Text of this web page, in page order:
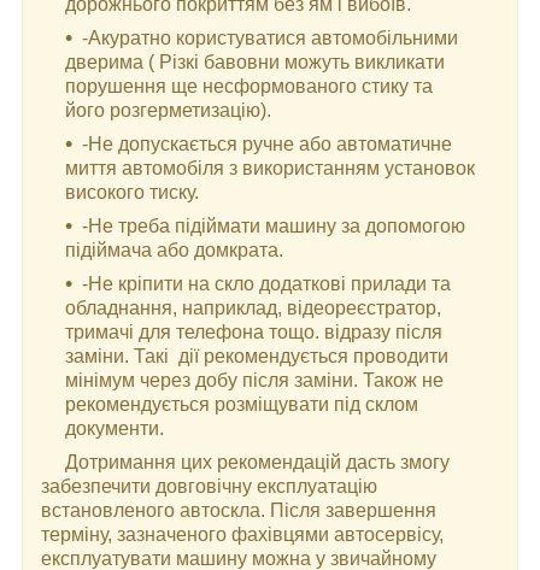
дорожнього покриттям без ям і вибоїв.
-Акуратно користуватися автомобільними
дверима ( Різкі бавовни можуть викликати
порушення ще несформованого стику та
його розгерметизацію).
-Не допускається ручне або автоматичне
миття автомобіля з використанням установок
високого тиску.
-Не треба підіймати машину за допомогою
підіймача або домкрата.
-Не кріпити на скло додаткові прилади та
обладнання, наприклад, відеореєстратор,
тримачі для телефона тощо. відразу після
заміни. Такі дії рекомендується проводити
мінімум через добу після заміни. Також не
рекомендується розміщувати під склом
документи.
Дотримання цих рекомендацій дасть змогу
забезпечити довговічну експлуатацію
встановленого автоскла. Після завершення
терміну, зазначеного фахівцями автосервісу,
експлуатувати машину можна у звичайному